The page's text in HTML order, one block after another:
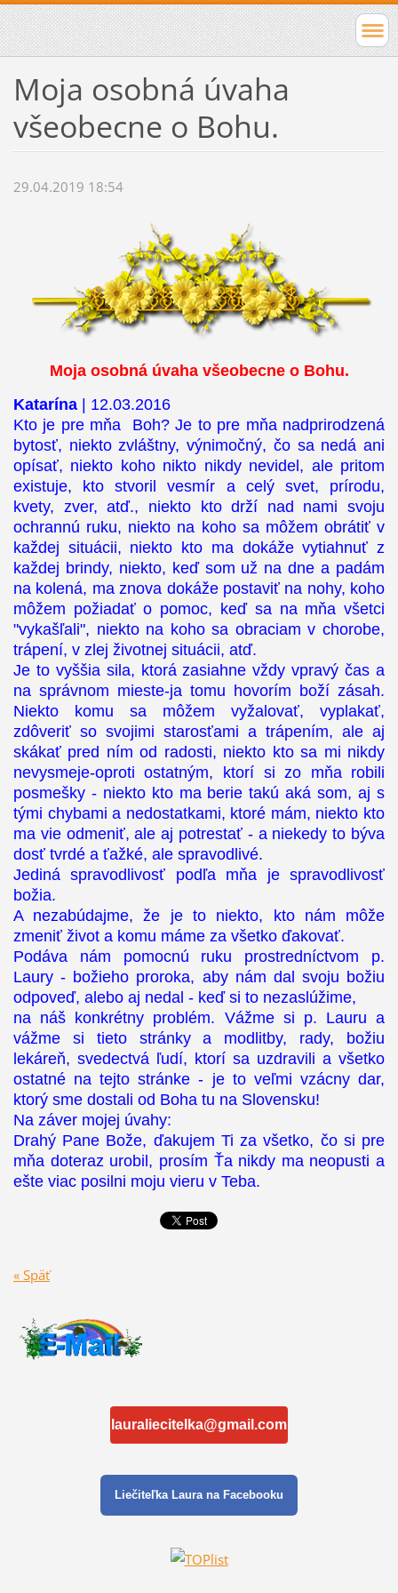
Moja osobná úvaha
všeobecne o Bohu.
29.04.2019 18:54
Moja osobná úvaha všeobecne o Bohu.
Katarína| 12.03.2016
Kto je pre mňa Boh? Je to pre mňa nadprirodzená
bytosť, niekto zvláštny, výnimočný, čo sa nedá ani
opísať, niekto koho nikto nikdy nevidel, ale pritom
existuje, kto stvoril vesmír a celý svet, prírodu,
kvety, zver, atď., niekto kto drží nad nami svoju
ochrannú ruku, niekto na koho sa môžem obrátiť v
každej situácii, niekto kto ma dokáže vytiahnuť z
každej brindy, niekto, keď som už na dne a padám
na kolená, ma znova dokáže postaviť na nohy, koho
môžem požiadať o pomoc, keď sa na mňa všetci
"vykašľali", niekto na koho sa obraciam v chorobe,
trápení, v zlej životnej situácii, atď.
Je to vyššia sila, ktorá zasiahne vždy vpravý čas a
na správnom mieste-ja tomu hovorím boží zásah.
Niekto komu sa môžem vyžalovať, vyplakať,
zdôveriť so svojimi starosťami a trápením, ale aj
skákať pred ním od radosti, niekto kto sa mi nikdy
nevysmeje-oproti ostatným, ktorí si zo mňa robili
posmešky - niekto kto ma berie takú aká som, aj s
tými chybami a nedostatkami, ktoré mám, niekto kto
ma vie odmeniť, ale aj potrestať - a niekedy to býva
dosť tvrdé a ťažké, ale spravodlivé.
Jediná spravodlivosť podľa mňa je spravodlivosť
božia.
A nezabúdajme, že je to niekto, kto nám môže
zmeniť život a komu máme za všetko ďakovať.
Podáva nám pomocnú ruku prostredníctvom p.
Laury - božieho proroka, aby nám dal svoju božiu
odpoveď, alebo aj nedal - keď si to nezaslúžime,
na náš konkrétny problém. Vážme si p. Lauru a
vážme si tieto stránky a modlitby, rady, božiu
lekáreň, svedectvá ľudí, ktorí sa uzdravili a všetko
ostatné na tejto stránke - je to veľmi vzácny dar,
ktorý sme dostali od Boha tu na Slovensku!
Na záver mojej úvahy:
Drahý Pane Bože, ďakujem Ti za všetko, čo si pre
mňa doteraz urobil, prosím Ťa nikdy ma neopusti a
ešte viac posilni moju vieru v Teba.
« Späť
lauraliecitelka@gmail.com
Liečiteľka Laura na Facebooku